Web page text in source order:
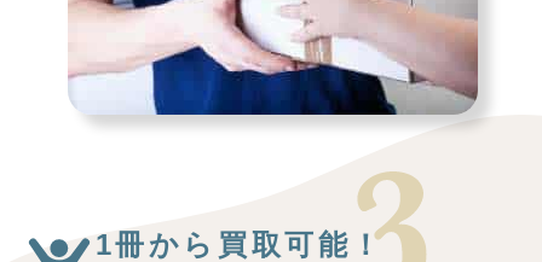
1冊から買取可能！